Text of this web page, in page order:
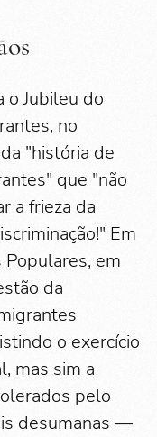
o Jubileu do
no
"história de
que "não
a frieza da
Em
em
da
o exercício
mas sim a
pelo
desumanas —